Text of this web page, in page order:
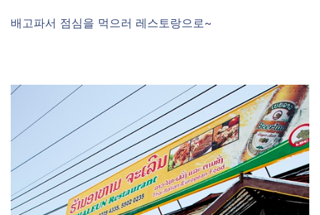
배고파서 점심을 먹으러 레스토랑으로~